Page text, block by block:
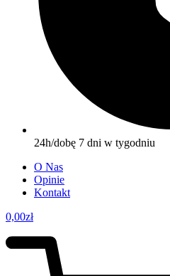
24h/dobę 7 dni w tygodniu
O Nas
Opinie
Kontakt
0,00zł